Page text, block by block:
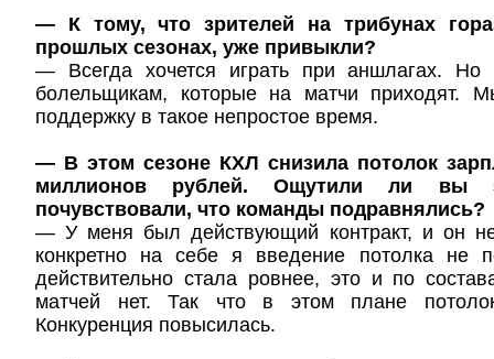
— К тому, что зрителей на трибунах
прошлых сезонах, уже привыкли?
— Всегда хочется играть при аншлагах.
болельщикам, которые на матчи приходят.
поддержку в такое непростое время.
— В этом сезоне КХЛ снизила потолок
миллионов рублей. Ощутили ли
почувствовали, что команды подравнялись?
— У меня был действующий контракт, и он
конкретно на себе я введение потолка не
действительно стала ровнее, это и по
матчей нет. Так что в этом плане
Конкуренция повысилась.